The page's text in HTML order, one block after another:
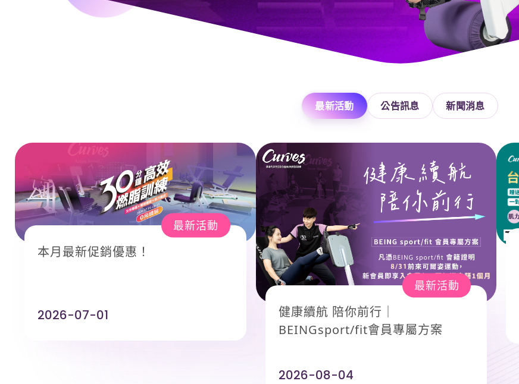
機能服飾 營養補充品
最新活動 公告訊息 新聞消息
最新活動
本月最新促銷優惠！
2026-07-01
最新活動
健康續航 陪你前行｜
BEINGsport/fit會員專屬方案
2026-08-04